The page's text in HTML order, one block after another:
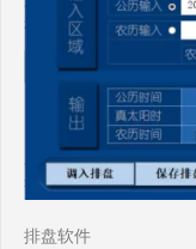
排盘软件